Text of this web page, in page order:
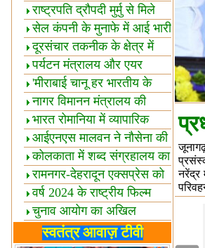
व्यापार विस्तार
राष्ट्रपति द्रौपदी मुर्मु से मिले
बस्तर के प्रतिनिधि
सेल कंपनी के मुनाफे में आई भारी
उछाल!
दूरसंचार तकनीक के क्षेत्र में
उत्कृष्टता पुरस्कार
पर्यटन मंत्रालय और एयर
इंडिया में समझौता
'मीराबाई चानू हर भारतीय के
लिए प्रेरणा'
नागर विमानन मंत्रालय की
यात्रियों को सलाह
भारत रोमानिया में व्यापारिक
साझेदारियां
आईएनएस मालवन ने नौसेना की
ताकत बढ़ाई
कोलकाता में शब्द संग्रहालय का
उद्घाटन
रामनगर-देहरादून एक्सप्रेस को
हरी झंडी
वर्ष 2024 के राष्ट्रीय फिल्म
पुरस्कारों की घोषणा
चुनाव आयोग का अखिल
भारतीय मीडिया सम्मेलन
भारत में केवड़े का अस्तित्‍व 24
स्वतंत्र आवाज़ टीवी
नरेंद्र